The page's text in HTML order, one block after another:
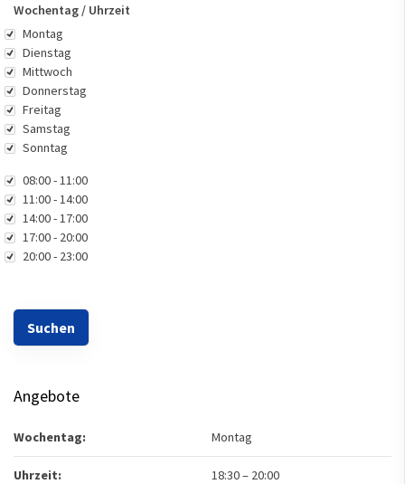
Wochentag / Uhrzeit
Wochentag
Montag
Dienstag
Mittwoch
Donnerstag
Freitag
Samstag
Sonntag
Uhrzeit08:00 - 11:00
11:00 - 14:00
14:00 - 17:00
17:00 - 20:00
20:00 - 23:00
Angebote
Wochentag: Montag
Uhrzeit: 18:30– 20:00